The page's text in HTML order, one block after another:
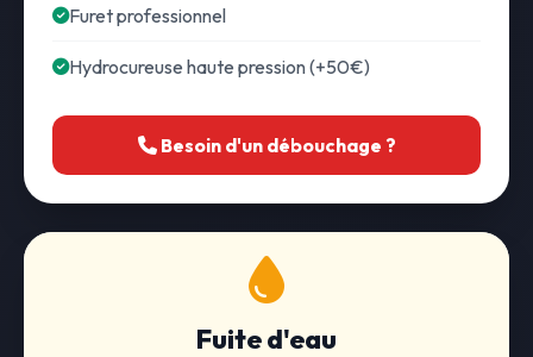
Furet professionnel
Hydrocureuse haute pression (+50€)
Besoin d'un débouchage ?
Fuite d'eau